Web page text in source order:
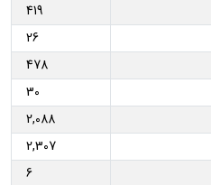
419
26
478
30
2,088
2,307
6